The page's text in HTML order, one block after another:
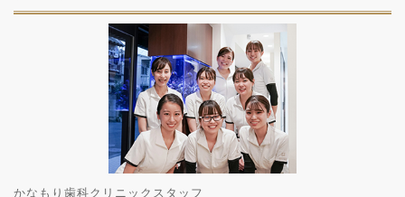
かなもり歯科クリニックスタッフ